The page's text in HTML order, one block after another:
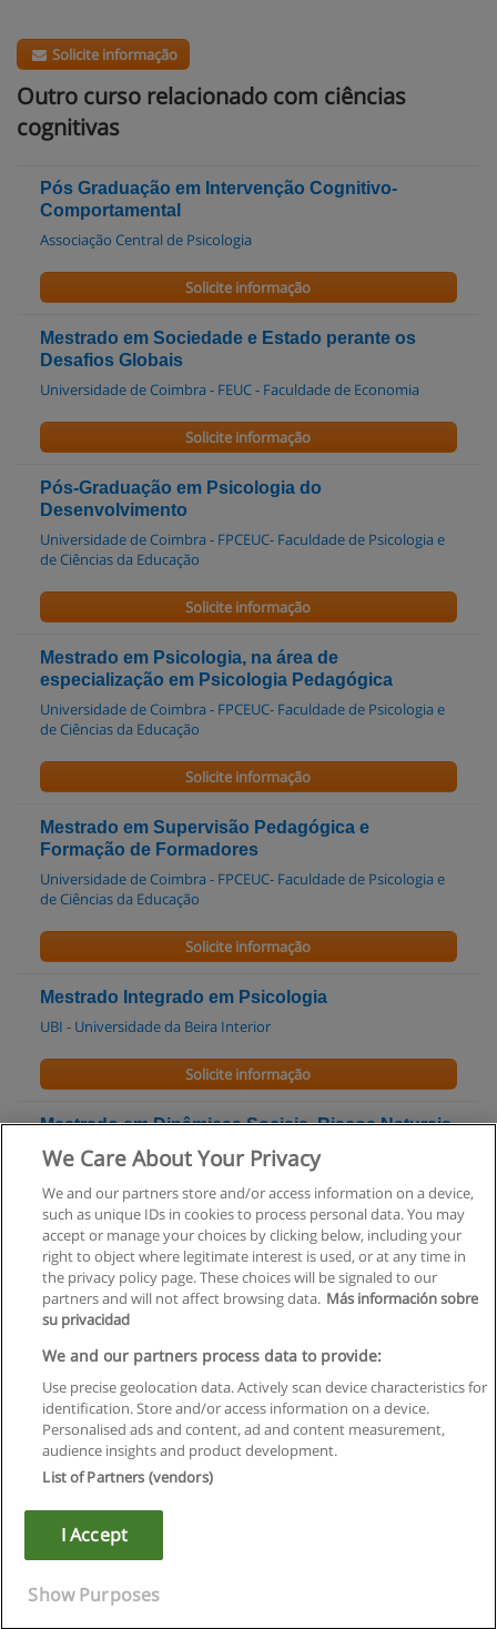
Solicite informação
Outro curso relacionado com ciências
cognitivas
Pós Graduação em Intervenção Cognitivo-
Comportamental
Associação Central de Psicologia
Solicite informação
Mestrado em Sociedade e Estado perante os
Desafios Globais
Universidade de Coimbra - FEUC - Faculdade de Economia
Solicite informação
Pós-Graduação em Psicologia do
Desenvolvimento
Universidade de Coimbra - FPCEUC- Faculdade de Psicologia e
de Ciências da Educação
Solicite informação
Mestrado em Psicologia, na área de
especialização em Psicologia Pedagógica
Universidade de Coimbra - FPCEUC- Faculdade de Psicologia e
de Ciências da Educação
Solicite informação
Mestrado em Supervisão Pedagógica e
Formação de Formadores
Universidade de Coimbra - FPCEUC- Faculdade de Psicologia e
de Ciências da Educação
Solicite informação
Mestrado Integrado em Psicologia
UBI - Universidade da Beira Interior
Solicite informação
Mestrado em Dinâmicas Sociais, Riscos Naturais
e Tecnológicos
Universidade de Coimbra - FEUC - Faculdade de Economia
Solicite informação
Regras de uso
Privacidade de dados
Entrar em contato com Educaedu
Copyright © Educaedu Business S.L. - CIF : B-95610580: -
We Care About Your Privacy
We and our partners store and/or access information on a device,
such as unique IDs in cookies to process personal data. You may
accept or manage your choices by clicking below, including your
right to object where legitimate interest is used, or at any time in
the privacy policy page. These choices will be signaled to our
partners and will not affect browsing data. Más información sobre
su privacidad
We and our partners process data to provide:
Use precise geolocation data. Actively scan device characteristics for
identification. Store and/or access information on a device.
Personalised ads and content, ad and content measurement,
audience insights and product development.
List of Partners (vendors)
I Accept
Show Purposes